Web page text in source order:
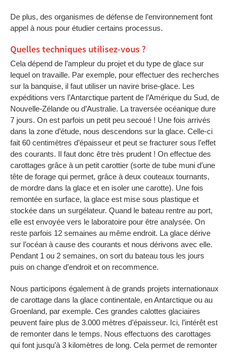
De plus, des organismes de défense de l’environnement font
appel à nous pour étudier certains processus.
Quelles techniques utilisez-vous ?
Cela dépend de l’ampleur du projet et du type de glace sur
lequel on travaille. Par exemple, pour effectuer des recherches
sur la banquise, il faut utiliser un navire brise-glace. Les
expéditions vers l’Antarctique partent de l’Amérique du Sud, de
Nouvelle-Zélande ou d’Australie. La traversée océanique dure
7 jours. On est parfois un petit peu secoué ! Une fois arrivés
dans la zone d’étude, nous descendons sur la glace. Celle-ci
fait 60 centimètres d’épaisseur et peut se fracturer sous l’effet
des courants. Il faut donc être très prudent ! On effectue des
carottages grâce à un petit carottier (sorte de tube muni d’une
tête de forage qui permet, grâce à deux couteaux tournants,
de mordre dans la glace et en isoler une carotte). Une fois
remontée en surface, la glace est mise sous plastique et
stockée dans un surgélateur. Quand le bateau rentre au port,
elle est envoyée vers le laboratoire pour être analysée. On
reste parfois 12 semaines au même endroit. La glace dérive
sur l’océan à cause des courants et nous dérivons avec elle.
Pendant 1 ou 2 semaines, on sort du bateau tous les jours
puis on change d’endroit et on recommence.
Nous participons également à de grands projets internationaux
de carottage dans la glace continentale, en Antarctique ou au
Groenland, par exemple. Ces grandes calottes glaciaires
peuvent faire plus de 3.000 mètres d’épaisseur. Ici, l’intérêt est
de remonter dans le temps. Nous effectuons des carottages
qui font jusqu’à 3 kilomètres de long. Cela permet de remonter